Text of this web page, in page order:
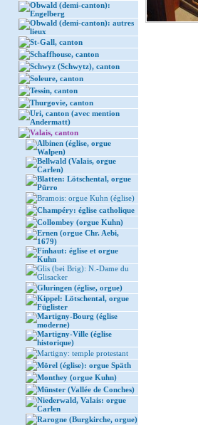
Obwald (demi-canton):
Engelberg
Obwald (demi-canton): autres
lieux
St-Gall, canton
Schaffhouse, canton
Schwyz (Schwytz), canton
Soleure, canton
Tessin, canton
Thurgovie, canton
Uri, canton (avec mention
Andermatt)
Valais, canton
Albinen (église, orgue
Walpen)
Bellwald (Valais, orgue
Carlen)
Blatten: Lötschental, orgue
Pürro
Bramois: orgue Kuhn (église)
Champéry: église catholique
Collombey (orgue Kuhn)
Ernen (orgue Chr. Aebi,
1679)
Finhaut: église et orgue
Kuhn
Glis (bei Brig): N.-Dame du
Glisacker
Gluringen (église, orgue)
Kippel: Lötschental, orgue
Füglister
Martigny-Bourg (église
moderne)
Martigny-Ville (église
historique)
Martigny: temple protestant
Mörel (église): orgue Späth
Monthey (orgue Kuhn)
Münster (Vallée de Conches)
Niederwald, Valais: orgue
Carlen
Rarogne (Burgkirche, orgue)